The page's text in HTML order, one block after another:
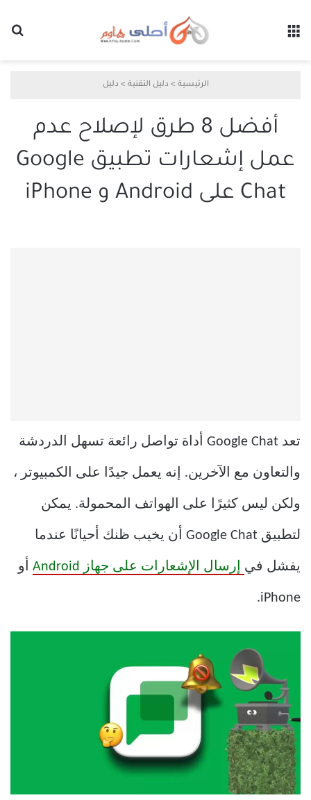
الرئيسية > دليل التقنية > دليل
أفضل 8 طرق لإصلاح عدم
عمل إشعارات تطبيق Google
Chat على Android و iPhone
تعد Google Chat أداة تواصل رائعة تسهل الدردشة
والتعاون مع الآخرين. إنه يعمل جيدًا على الكمبيوتر ،
ولكن ليس كثيرًا على الهواتف المحمولة. يمكن
لتطبيق Google Chat أن يخيب ظنك أحيانًا عندما
يفشل في إرسال الإشعارات على جهاز Android أو
iPhone.